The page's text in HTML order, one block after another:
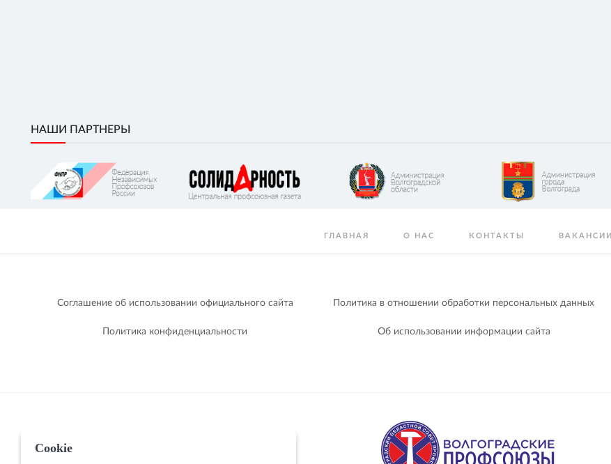
НАШИ ПАРТНЕРЫ
ГЛАВНАЯ О НАС КОНТАКТЫ ВАКАНСИИ
Соглашение об использовании официального сайта Политика в отношении обработки персональных данных
Политика конфиденциальности Об использовании информации сайта
Cookie